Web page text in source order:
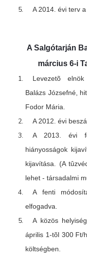
A 2014. évi terv
A Salgótarján
március 6-i
Levezetõ
Balázs Józsefné,
Fodor Mária.
A 2012. évi
A 2013. évi
hiányosságok
kijavítása. (A
lehet - társadalmi
A fenti
elfogadva.
A közös
április 1-tõl 300 Ft/
költségben.